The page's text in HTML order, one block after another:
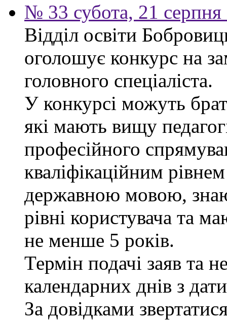
№ 33 субота, 21
Відділ освіти
оголошує конкурс на
головного спеціаліста.
У конкурсі можуть
які мають вищу
професійного
кваліфікаційним
державною мовою,
рівні користувача та
не менше 5 років.
Термін подачі заяв та
календарних днів з
За довідками